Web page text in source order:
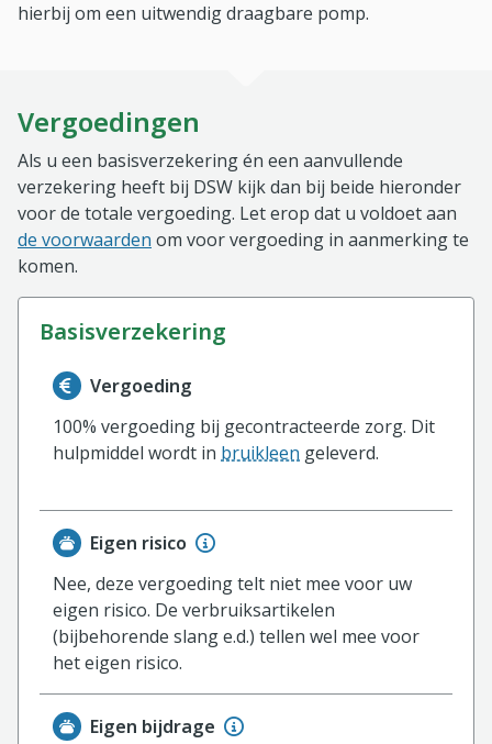
hierbij om een uitwendig draagbare pomp.
Vergoedingen
Als u een basisverzekering én een aanvullende
verzekering heeft bij DSW kijk dan bij beide hieronder
voor de totale vergoeding. Let erop dat u voldoet aan
de voorwaarden om voor vergoeding in aanmerking te
komen.
basisverzekering
Informatie over de vergoeding van de
Vergoeding
100% vergoeding bij gecontracteerde zorg. Dit
hulpmiddel wordt in bruikleen geleverd.
Eigen risico
Nee, deze vergoeding telt niet mee voor uw
eigen risico. De verbruiksartikelen
(bijbehorende slang e.d.) tellen wel mee voor
het eigen risico.
Eigen bijdrage